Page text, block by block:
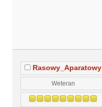
Rasowy_Aparatowy
Weteran